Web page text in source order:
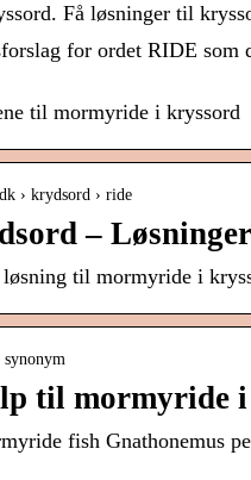
Få løsninger til
for ordet RIDE
til mormyride i kryssord
› krydsord › ride
–
til mormyride i
synonym
til mormyride
fish Gnathonemus